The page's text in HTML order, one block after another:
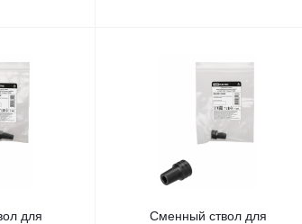
для
Сменный ствол для